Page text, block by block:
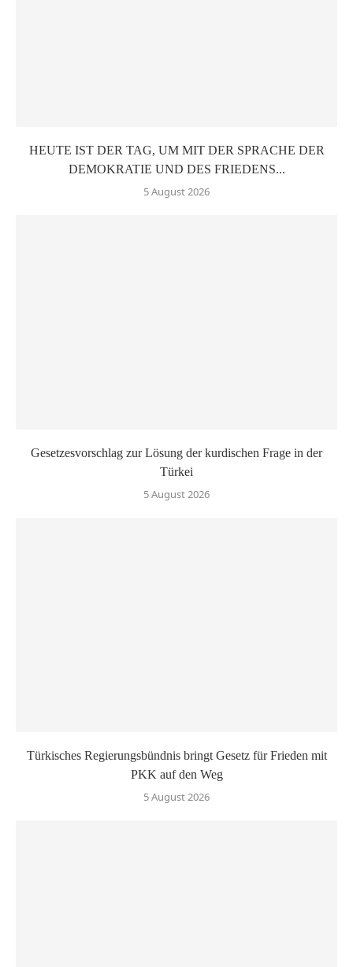
HEUTE IST DER TAG, UM MIT DER SPRACHE DER
DEMOKRATIE UND DES FRIEDENS...
5 August 2026
Gesetzesvorschlag zur Lösung der kurdischen Frage in der
Türkei
5 August 2026
Türkisches Regierungsbündnis bringt Gesetz für Frieden mit
PKK auf den Weg
5 August 2026